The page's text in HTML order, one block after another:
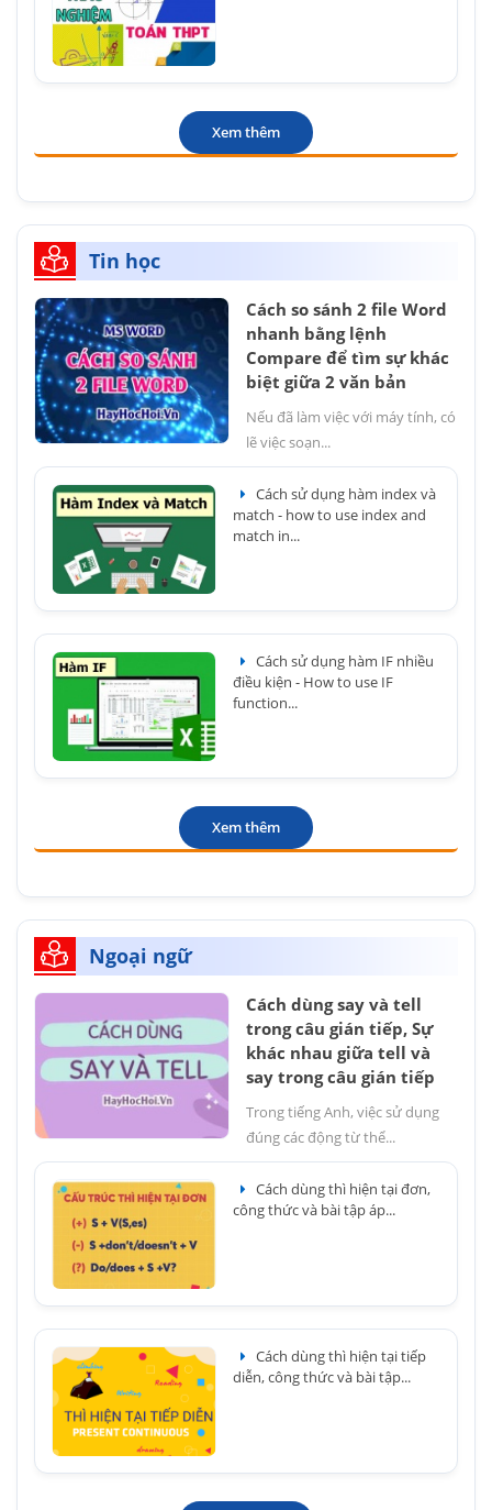
Xem thêm
Tin học
Cách so sánh 2 file Word
nhanh bằng lệnh
Compare để tìm sự khác
biệt giữa 2 văn bản
Nếu đã làm việc với máy tính, có
lẽ việc soạn...
Cách sử dụng hàm index và
match - how to use index and
match in...
Cách sử dụng hàm IF nhiều
điều kiện - How to use IF
function...
Xem thêm
Ngoại ngữ
Cách dùng say và tell
trong câu gián tiếp, Sự
khác nhau giữa tell và
say trong câu gián tiếp
Trong tiếng Anh, việc sử dụng
đúng các động từ thể...
Cách dùng thì hiện tại đơn,
công thức và bài tập áp...
Cách dùng thì hiện tại tiếp
diễn, công thức và bài tập...